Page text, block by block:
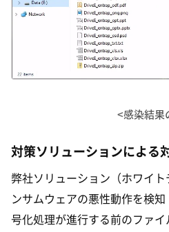
<感染結果
対策ソリューションによる
弊社ソリューション（ホワイ
ンサムウェアの悪性動作を検
号化処理が進行する前のファ